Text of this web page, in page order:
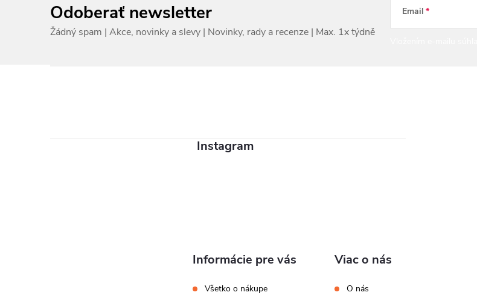
Odoberať newsletter Email
Instagram
Informácie pre vás
Všetko o nákupe
Viac o nás
O nás